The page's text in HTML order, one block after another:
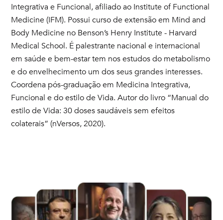
Integrativa e Funcional, afiliado ao Institute of Functional
Medicine (IFM). Possui curso de extensão em Mind and
Body Medicine no Benson’s Henry Institute - Harvard
Medical School. É palestrante nacional e internacional
em saúde e bem-estar tem nos estudos do metabolismo
e do envelhecimento um dos seus grandes interesses.
Coordena pós-graduação em Medicina Integrativa,
Funcional e do estilo de Vida. Autor do livro “Manual do
estilo de Vida: 30 doses saudáveis sem efeitos
colaterais” (nVersos, 2020).